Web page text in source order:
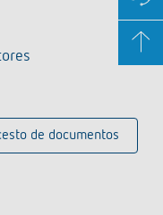
de documentos